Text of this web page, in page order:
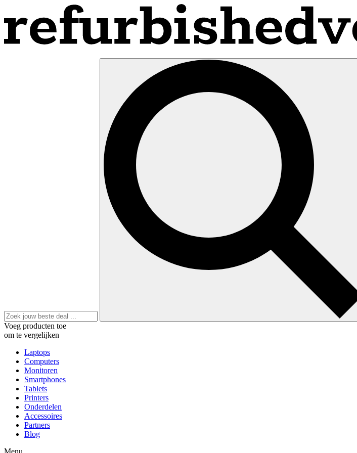
Voeg producten toe
om te vergelijken
Laptops
Computers
Monitoren
Smartphones
Tablets
Printers
Onderdelen
Accessoires
Partners
Blog